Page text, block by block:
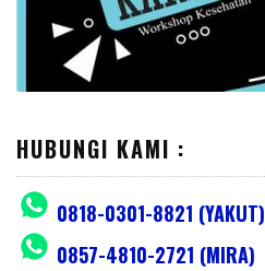
HUBUNGI KAMI :
0818-0301-8821 (YAKUT)
0857-4810-2721 (MIRA)